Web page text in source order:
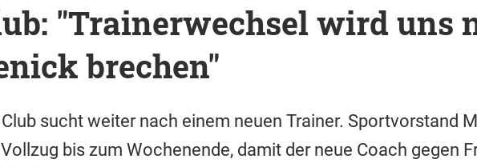
"Trainerwechsel wird uns
brechen"
Club sucht weiter nach einem neuen Trainer. Sportvorstand
bis zum Wochenende, damit der neue Coach gegen